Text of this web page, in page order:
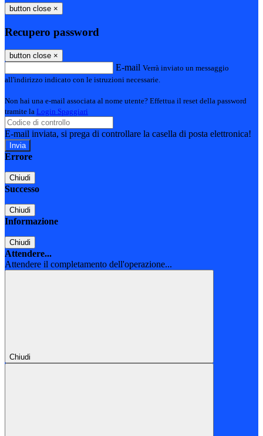
button close ×
Recupero password
button close ×
E-mail Verrà inviato un messaggio
all'indirizzo indicato con le istruzioni necessarie.
Non hai una e-mail associata al nome utente? Effettua il reset della password
tramite la Login Spaggiari
E-mail inviata, si prega di controllare la casella di posta elettronica!
Errore
Chiudi
Successo
Chiudi
Informazione
Chiudi
Attendere...
Attendere il completamento dell'operazione...
Chiudi